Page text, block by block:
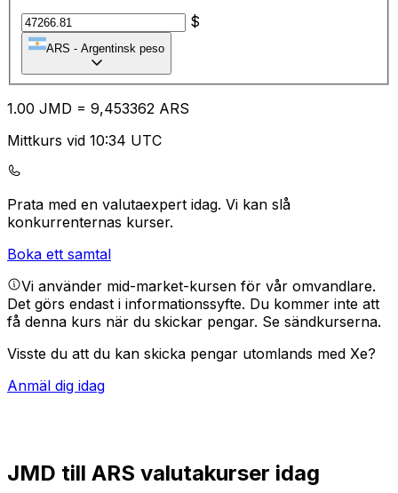
$
ARS - Argentinsk peso
1.00 JMD = 9,453362 ARS
Mittkurs vid 10:34 UTC
Prata med en valutaexpert idag. Vi kan slå
konkurrenternas kurser.
Boka ett samtal
Vi använder mid-market-kursen för vår omvandlare.
Det görs endast i informationssyfte. Du kommer inte att
få denna kurs när du skickar pengar. Se sändkurserna.
Visste du att du kan skicka pengar utomlands med Xe?
Anmäl dig idag
JMD till ARS valutakurser idag